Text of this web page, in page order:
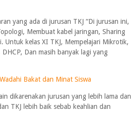
yang ada di jurusan TKJ “Di jurusan ini,
Membuat kabel jaringan, Sharing
Untuk kelas XI TKJ, Mempelajari Mikrotik,
Dan masih banyak lagi yang
Bakat dan Minat Siswa
dikarenakan jurusan yang lebih lama dan
TKJ lebih baik sebab keahlian dan